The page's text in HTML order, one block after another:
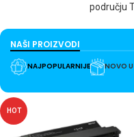
području
NAŠI PROIZVODI
NAJPOPULARNIJE NOVO
HOT